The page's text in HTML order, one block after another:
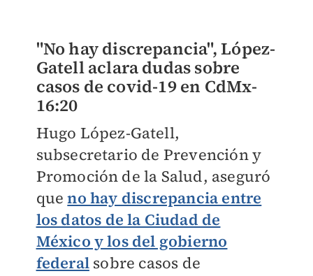
"No hay discrepancia", López-
Gatell aclara dudas sobre
casos de covid-19 en CdMx-
16:20
Hugo López-Gatell,
subsecretario de Prevención y
Promoción de la Salud, aseguró
queno hay discrepancia entre
los datos de la Ciudad de
México y los del gobierno
federalsobre casos de